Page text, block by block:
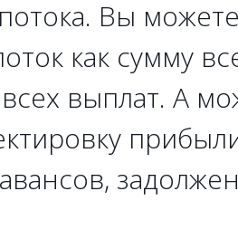
Вы
как сумму
выплат. А